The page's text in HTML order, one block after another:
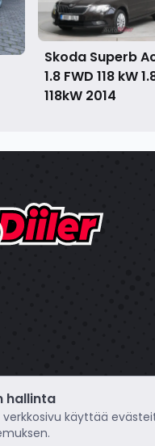
Skoda Superb
1.8 FWD 118 kW
118kW 2014
hallinta
verkkosivu käyttää